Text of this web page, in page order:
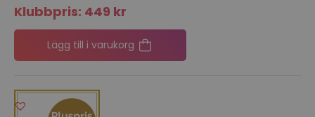
Klubbpris: 449 kr
Lägg till i varukorg